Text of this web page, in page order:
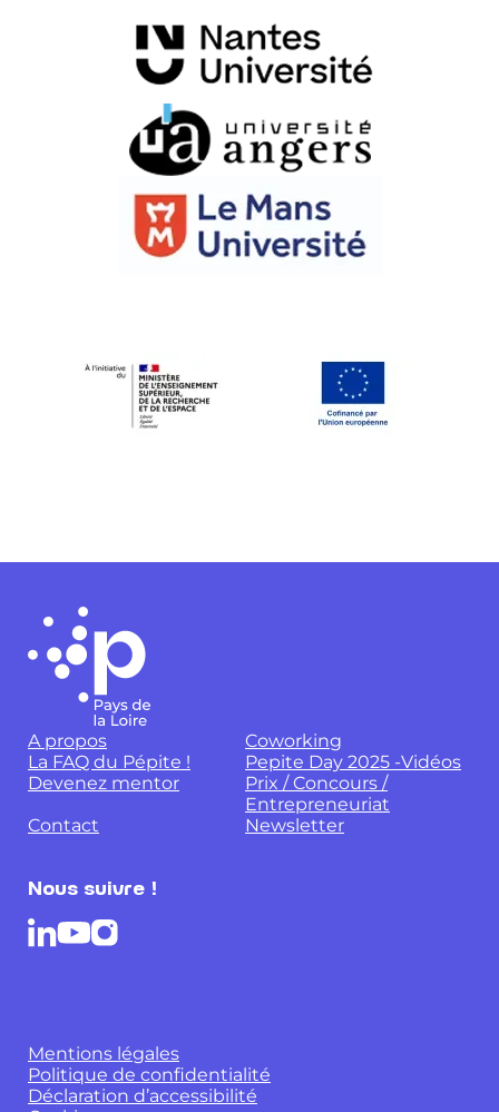
A propos
Coworking
La FAQ du Pépite !
Pepite Day 2025 -Vidéos
Devenez mentor
Prix / Concours /
Entrepreneuriat
Contact
Newsletter
Nous suivre !
Mentions légales
Politique de confidentialité
Déclaration d’accessibilité